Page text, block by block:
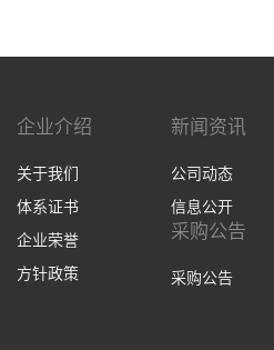
企业介绍
关于我们
体系证书
企业荣誉
方针政策
新闻资讯
公司动态
信息公开
采购公告
采购公告